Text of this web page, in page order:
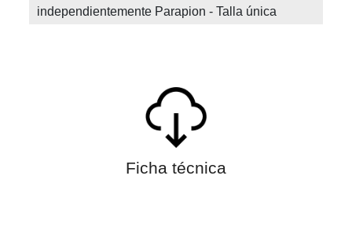
independientemente Parapion - Talla única
Ficha técnica